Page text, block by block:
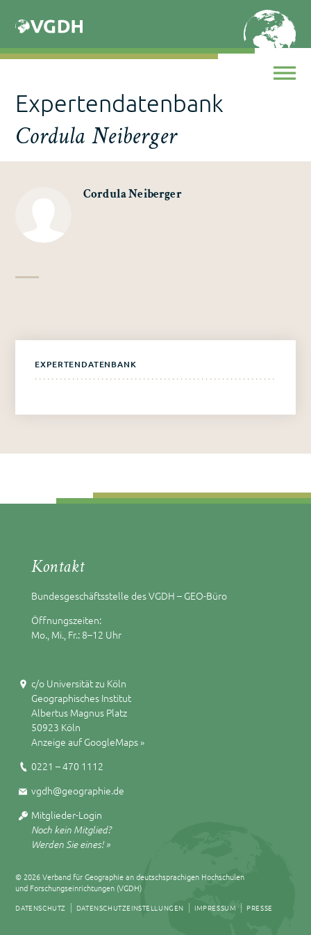
content
Expertendatenbank
Cordula Neiberger
Cordula Neiberger
EXPERTENDATENBANK
Kontakt
Bundesgeschäftsstelle des VGDH – GEO-Büro
Öffnungszeiten:
Mo., Mi., Fr.: 8–12 Uhr
c/o Universität zu Köln
Geographisches Institut
Albertus Magnus Platz
50923 Köln
Anzeige auf GoogleMaps »
0221 – 470 1112
vgdh@geographie.de
Mitglieder-Login
Noch kein Mitglied?
Werden Sie eines! »
© 2026 Verband für Geographie an deutschsprachigen Hochschulen
und Forschungseinrichtungen (VGDH)
DATENSCHUTZ DATENSCHUTZEINSTELLUNGEN IMPRESSUM PRESSE